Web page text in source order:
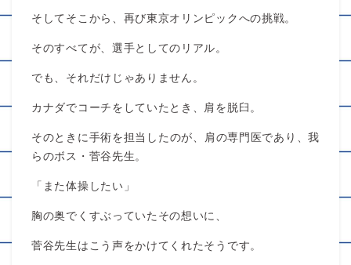
そしてそこから、再び東京オリンピックへの挑戦。
そのすべてが、選手としてのリアル。
でも、それだけじゃありません。
カナダでコーチをしていたとき、肩を脱臼。
そのときに手術を担当したのが、肩の専門医であり、我
らのボス・菅谷先生。
「また体操したい」
胸の奥でくすぶっていたその想いに、
菅谷先生はこう声をかけてくれたそうです。